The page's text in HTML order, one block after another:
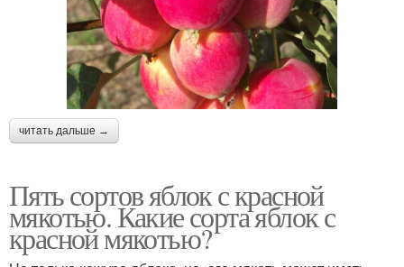
читать дальше →
Пять сортов яблок с красной
мякотью. Какие сорта яблок с
красной мякотью?